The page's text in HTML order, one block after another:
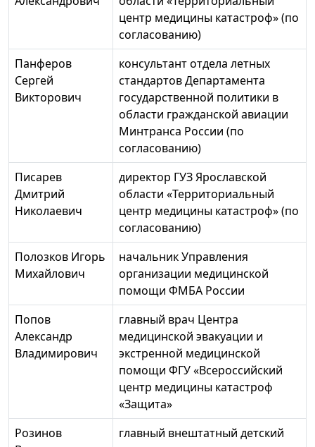
центр медицины катастроф» (по
согласованию)
Панферов
Сергей
Викторович
консультант отдела летных
стандартов Департамента
государственной политики в
области гражданской авиации
Минтранса России (по
согласованию)
Писарев
Дмитрий
Николаевич
директор ГУЗ Ярославской
области «Территориальный
центр медицины катастроф» (по
согласованию)
Полозков Игорь
Михайлович
начальник Управления
организации медицинской
помощи ФМБА России
Попов
Александр
Владимирович
главный врач Центра
медицинской эвакуации и
экстренной медицинской
помощи ФГУ «Всероссийский
центр медицины катастроф
«Защита»
Розинов
главный внештатный детский